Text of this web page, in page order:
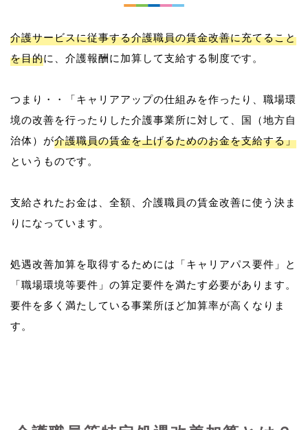
介護サービスに従事する介護職員の賃金改善に充てること
を目的に、介護報酬に加算して支給する制度です。
つまり・・「キャリアアップの仕組みを作ったり、職場環
境の改善を行ったりした介護事業所に対して、国（地方自
治体）が介護職員の賃金を上げるためのお金を支給する」
というものです。
支給されたお金は、全額、介護職員の賃金改善に使う決ま
りになっています。
処遇改善加算を取得するためには「キャリアパス要件」と
「職場環境等要件」の算定要件を満たす必要があります。
要件を多く満たしている事業所ほど加算率が高くなりま
す。